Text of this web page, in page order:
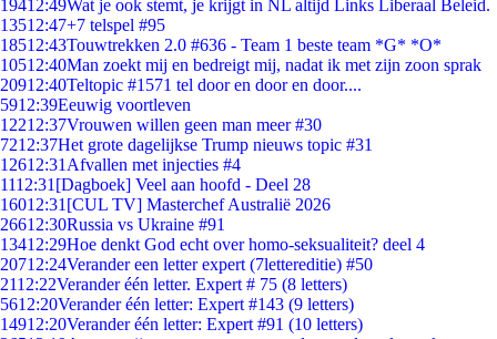
19412:49Wat je ook stemt, je krijgt in NL altijd Links Liberaal Beleid.
13512:47+7 telspel #95
18512:43Touwtrekken 2.0 #636 - Team 1 beste team *G* *O*
10512:40Man zoekt mij en bedreigt mij, nadat ik met zijn zoon sprak
20912:40Teltopic #1571 tel door en door en door....
5912:39Eeuwig voortleven
12212:37Vrouwen willen geen man meer #30
7212:37Het grote dagelijkse Trump nieuws topic #31
12612:31 Afvallen met injecties #4
1112:31 [Dagboek] Veel aan hoofd - Deel 28
16012:31 [CUL TV] Masterchef Australië 2026
26612:30Russia vs Ukraine #91
13412:29Hoe denkt God echt over homo-seksualiteit? deel 4
20712:24Verander een letter expert (7lettereditie) #50
2112:22Verander één letter. Expert # 75 (8 letters)
5612:20Verander één letter: Expert #143 (9 letters)
14912:20Verander één letter: Expert #91 (10 letters)